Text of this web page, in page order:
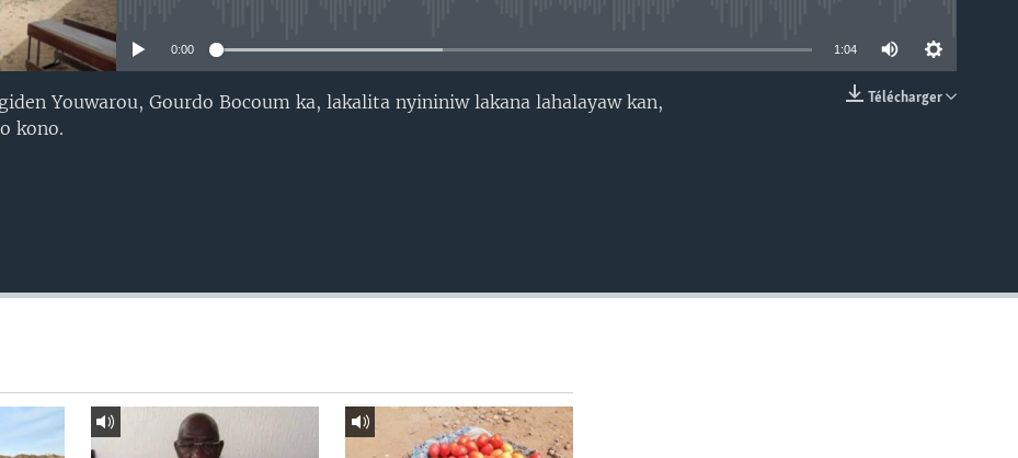
0:00 1:04
Télécharger
Youwarou, Gourdo Bocoum ka, lakalita nyininiw lakana lahalayaw kan,
kono.